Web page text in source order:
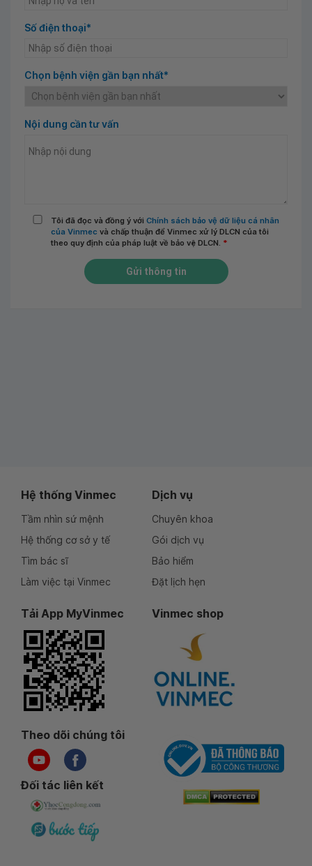
Số điện thoại*
Chọn bệnh viện gần bạn nhất*
Nội dung cần tư vấn
Tôi đã đọc và đồng ý với Chính sách bảo vệ dữ liệu cá nhân
của Vinmec và chấp thuận để Vinmec xử lý DLCN của tôi
theo quy định của pháp luật về bảo vệ DLCN. *
Gửi thông tin
Hệ thống Vinmec
Tầm nhìn sứ mệnh
Hệ thống cơ sở y tế
Tìm bác sĩ
Làm việc tại Vinmec
Dịch vụ
Chuyên khoa
Gói dịch vụ
Bảo hiểm
Đặt lịch hẹn
Tải App MyVinmec Vinmec shop
Theo dõi chúng tôi
Đối tác liên kết